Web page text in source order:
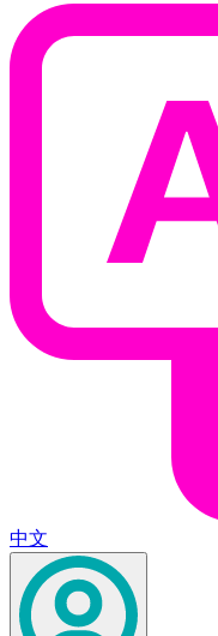
中文